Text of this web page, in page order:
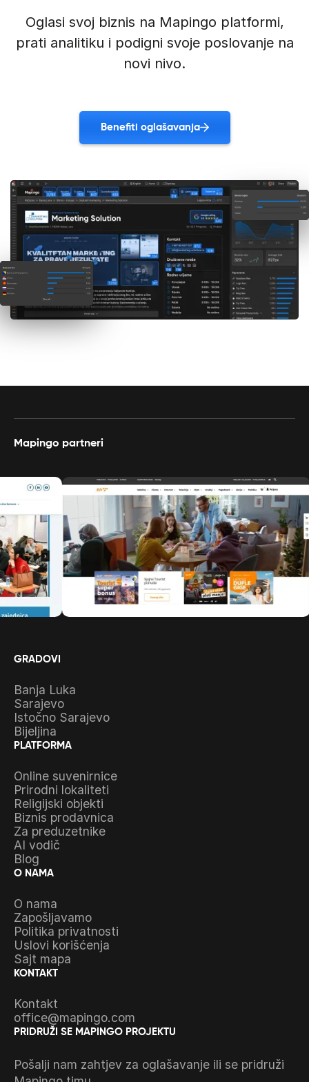
Oglasi svoj biznis na Mapingo platformi,
prati analitiku i podigni svoje poslovanje na
novi nivo.
Benefiti oglašavanja
Mapingo partneri
GRADOVI
Banja Luka
Sarajevo
Istočno Sarajevo
Bijeljina
PLATFORMA
Online suvenirnice
Prirodni lokaliteti
Religijski objekti
Biznis prodavnica
Za preduzetnike
AI vodič
Blog
O NAMA
O nama
Zapošljavamo
Politika privatnosti
Uslovi korišćenja
Sajt mapa
KONTAKT
Kontakt
office@mapingo.com
PRIDRUŽI SE MAPINGO PROJEKTU
Pošalji nam zahtjev za oglašavanje ili se pridruži